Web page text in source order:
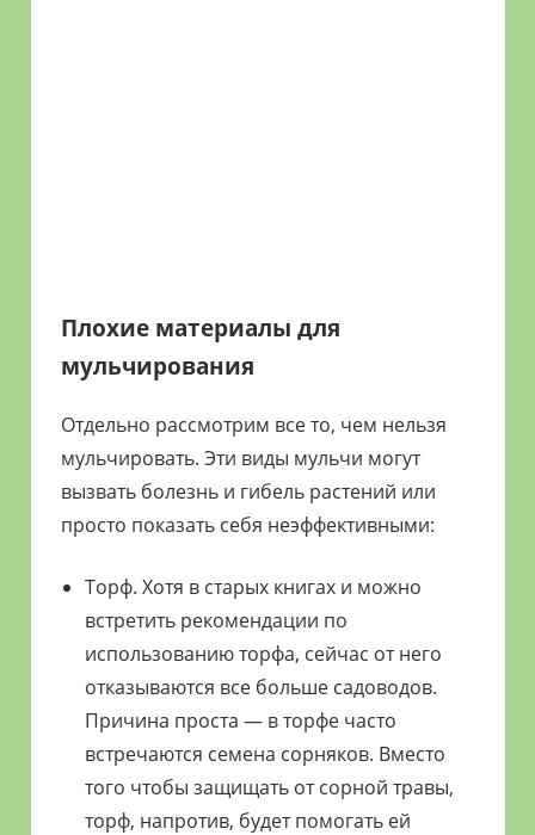
Плохие материалы для
мульчирования
Отдельно рассмотрим все то, чем нельзя
мульчировать. Эти виды мульчи могут
вызвать болезнь и гибель растений или
просто показать себя неэффективными:
Торф. Хотя в старых книгах и можно
встретить рекомендации по
использованию торфа, сейчас от него
отказываются все больше садоводов.
Причина проста — в торфе часто
встречаются семена сорняков. Вместо
того чтобы защищать от сорной травы,
торф, напротив, будет помогать ей